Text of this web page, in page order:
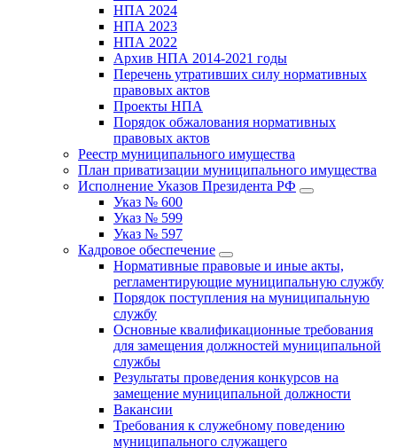
НПА 2024
НПА 2023
НПА 2022
Архив НПА 2014-2021 годы
Перечень утративших силу нормативных
правовых актов
Проекты НПА
Порядок обжалования нормативных
правовых актов
Реестр муниципального имущества
План приватизации муниципального имущества
Исполнение Указов Президента РФ
Указ № 600
Указ № 599
Указ № 597
Кадровое обеспечение
Нормативные правовые и иные акты,
регламентирующие муниципальную службу
Порядок поступления на муниципальную
службу
Основные квалификационные требования
для замещения должностей муниципальной
службы
Результаты проведения конкурсов на
замещение муниципальной должности
Вакансии
Требования к служебному поведению
муниципального служащего